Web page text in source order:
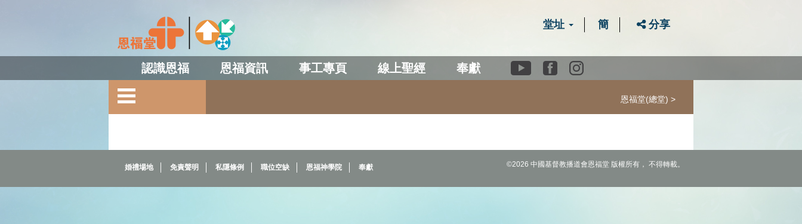
堂址 簡 分享
認識恩福 恩福資訊 事工專頁 線上聖經 奉獻
YoutubeFacebook
恩福堂(總堂)
婚禮場地 免責聲明 私隱條例 職位空缺 恩福神學院 奉獻 ©2026 中國基督教播道會恩福堂 版權所有， 不得轉載。